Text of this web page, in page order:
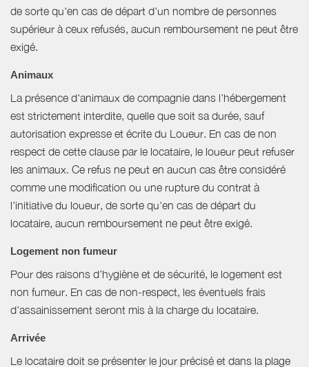
de sorte qu'en cas de départ d'un nombre de personnes
supérieur à ceux refusés, aucun remboursement ne peut être
exigé.
Animaux
La présence d'animaux de compagnie dans l’hébergement
est strictement interdite, quelle que soit sa durée, sauf
autorisation expresse et écrite du Loueur. En cas de non
respect de cette clause par le locataire, le loueur peut refuser
les animaux. Ce refus ne peut en aucun cas être considéré
comme une modification ou une rupture du contrat à
l'initiative du loueur, de sorte qu'en cas de départ du
locataire, aucun remboursement ne peut être exigé.
Logement non fumeur
Pour des raisons d’hygiène et de sécurité, le logement est
non fumeur. En cas de non-respect, les éventuels frais
d’assainissement seront mis à la charge du locataire.
Arrivée
Le locataire doit se présenter le jour précisé et dans la plage